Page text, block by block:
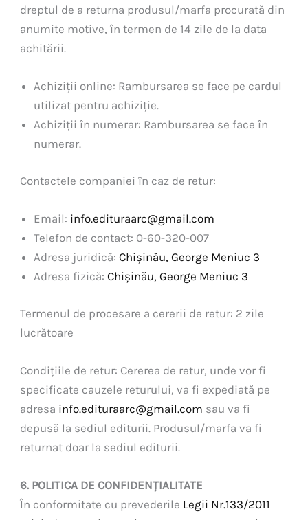
dreptul de a returna produsul/marfa procurată din
anumite motive, în termen de 14 zile de la data
achitării.
Achiziții online: Rambursarea se face pe cardul
utilizat pentru achiziție.
Achiziții în numerar: Rambursarea se face în
numerar.
Contactele companiei în caz de retur:
Email: info.edituraarc@gmail.com
Telefon de contact: 0-60-320-007
Adresa juridică:Chișinău, George Meniuc 3
Adresa fizică:Chișinău, George Meniuc 3
Termenul de procesare a cererii de retur: 2 zile
lucrătoare
Condițiile de retur: Cererea de retur, unde vor fi
specificate cauzele returului, va fi expediată pe
adresa info.edituraarc@gmail.com sau va fi
depusă la sediul editurii. Produsul/marfa va fi
returnat doar la sediul editurii.
6. POLITICA DE CONFIDENȚIALITATE
În conformitate cu prevederile Legii Nr.133/2011